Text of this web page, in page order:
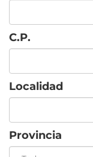
C.P.
Localidad
Provincia